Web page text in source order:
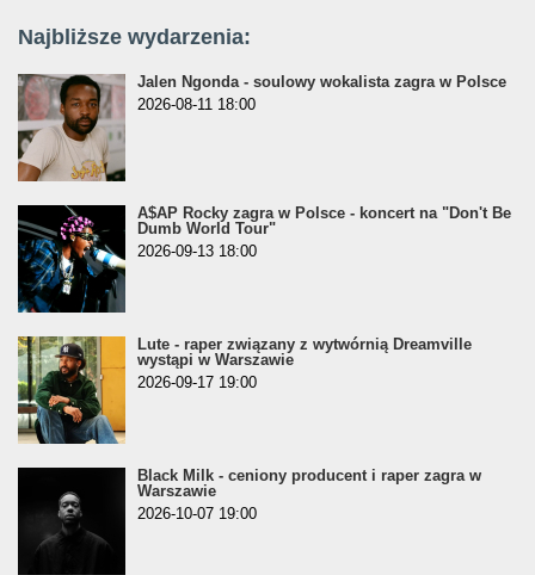
Najbliższe wydarzenia:
Jalen Ngonda - soulowy wokalista zagra w Polsce
2026-08-11 18:00
A$AP Rocky zagra w Polsce - koncert na "Don't Be
Dumb World Tour"
2026-09-13 18:00
Lute - raper związany z wytwórnią Dreamville
wystąpi w Warszawie
2026-09-17 19:00
Black Milk - ceniony producent i raper zagra w
Warszawie
2026-10-07 19:00